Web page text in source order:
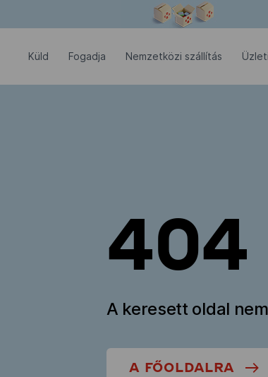
Küld Fogadja Nemzetközi szállítás
404
A keresett oldal
A FŐOLDALRA